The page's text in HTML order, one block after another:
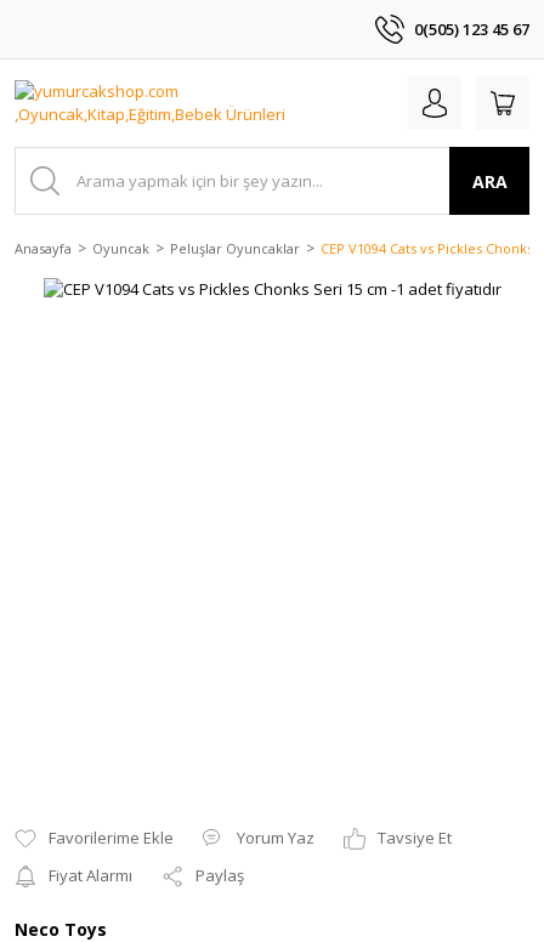
0(505) 123 45 67
ARA
Anasayfa Oyuncak Peluşlar Oyuncaklar CEP V1094 Cats vs Pickles Chonks
Yorum Yaz
Tavsiye Et
Fiyat Alarmı
Paylaş
Neco Toys